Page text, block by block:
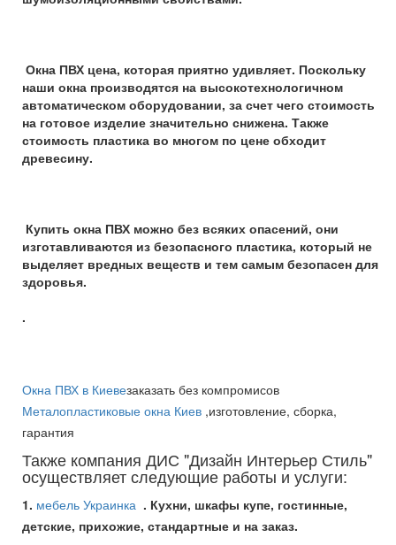
Окна ПВХ цена, которая приятно удивляет. Поскольку
наши окна производятся на высокотехнологичном
автоматическом оборудовании, за счет чего стоимость
на готовое изделие значительно снижена. Также
стоимость пластика во многом по цене обходит
древесину.
Купить окна ПВХ можно без всяких опасений, они
изготавливаются из безопасного пластика, который не
выделяет вредных веществ и тем самым безопасен для
здоровья.
.
Окна ПВХ в Киевезаказать без компромисов
Металопластиковые окна Киев ,изготовление, сборка,
гарантия
Также компания ДИС "Дизайн Интерьер Стиль"
осуществляет следующие работы и услуги:
1. мебель Украинка . Кухни, шкафы купе, гостинные,
детские, прихожие, стандартные и на заказ.